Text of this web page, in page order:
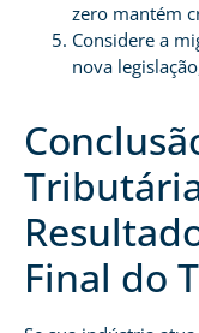
zero mantém
Considere a
nova
Final do